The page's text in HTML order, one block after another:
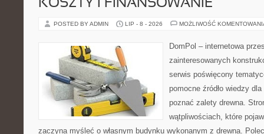
KOSZTY I FINANSOWANIE
POSTED BY ADMIN LIP - 8 - 2026 MOŻLIWOŚĆ
DomPol – internetowa
zainteresowanych
serwis poświęcony
pomocne źródło wiedzy
poznać zalety drewna.
wątpliwościach, które
zaczyna myśleć o własnym budynku wykonanym z drewna.